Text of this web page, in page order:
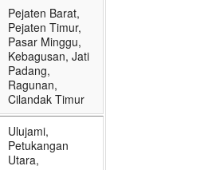
Pejaten Barat,
Pejaten Timur,
Pasar Minggu,
Kebagusan, Jati
Padang,
Ragunan,
Cilandak Timur
Ulujami,
Petukangan
Utara,